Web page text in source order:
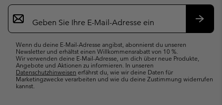
Newsletter-
Anmeldung
Wenn du deine E-Mail-Adresse angibst, abonnierst du unseren
Newsletter und erhältst einen Willkommensrabatt von 10 %.
Wir verwenden deine E-Mail-Adresse, um dich über neue Produkte,
Angebote und Aktionen zu informieren. In unseren
Datenschutzhinweisen erfährst du, wie wir deine Daten für
Marketingzwecke verarbeiten und wie du deine Zustimmung widerrufen
kannst.